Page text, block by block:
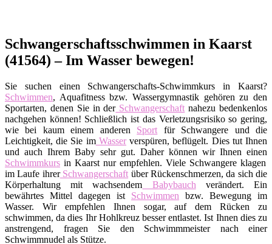
Schwangerschaftsschwimmen in Kaarst
(41564) – Im Wasser bewegen!
Sie suchen einen Schwangerschafts-Schwimmkurs in Kaarst?
Schwimmen, Aquafitness bzw. Wassergymnastik gehören zu den
Sportarten, denen Sie in derSchwangerschaft nahezu bedenkenlos
nachgehen können! Schließlich ist das Verletzungsrisiko so gering,
wie bei kaum einem anderen Sport für Schwangere und die
Leichtigkeit, die Sie imWasserverspüren, beflügelt. Dies tut Ihnen
und auch Ihrem Baby sehr gut. Daher können wir Ihnen einen
Schwimmkurs in Kaarst nur empfehlen. Viele Schwangere klagen
im Laufe ihrerSchwangerschaft über Rückenschmerzen, da sich die
Körperhaltung mit wachsendem Babybauch verändert. Ein
bewährtes Mittel dagegen ist Schwimmen bzw. Bewegung im
Wasser. Wir empfehlen Ihnen sogar, auf dem Rücken zu
schwimmen, da dies Ihr Hohlkreuz besser entlastet. Ist Ihnen dies zu
anstrengend, fragen Sie den Schwimmmeister nach einer
Schwimmnudel als Stütze.